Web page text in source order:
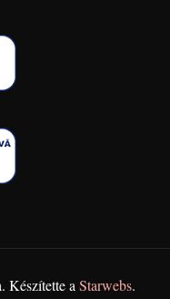
Készítette a Starwebs.